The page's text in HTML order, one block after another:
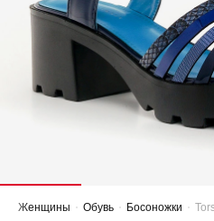
Женщины Обувь Босоножки